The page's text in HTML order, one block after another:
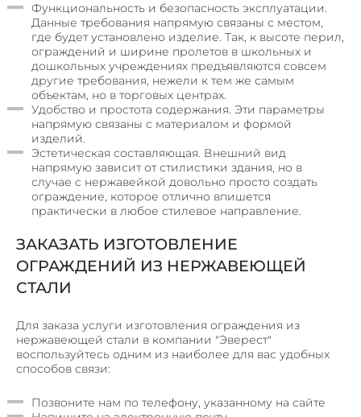
Функциональность и безопасность эксплуатации.
Данные требования напрямую связаны с местом,
где будет установлено изделие. Так, к высоте перил,
ограждений и ширине пролетов в школьных и
дошкольных учреждениях предъявляются совсем
другие требования, нежели к тем же самым
объектам, но в торговых центрах.
Удобство и простота содержания. Эти параметры
напрямую связаны с материалом и формой
изделий.
Эстетическая составляющая. Внешний вид
напрямую зависит от стилистики здания, но в
случае с нержавейкой довольно просто создать
ограждение, которое отлично впишется
практически в любое стилевое направление.
ЗАКАЗАТЬ ИЗГОТОВЛЕНИЕ
ОГРАЖДЕНИЙ ИЗ НЕРЖАВЕЮЩЕЙ
СТАЛИ
Для заказа услуги изготовления ограждения из
нержавеющей стали в компании "Эверест"
воспользуйтесь одним из наиболее для вас удобных
способов связи:
Позвоните нам по телефону, указанному на сайте